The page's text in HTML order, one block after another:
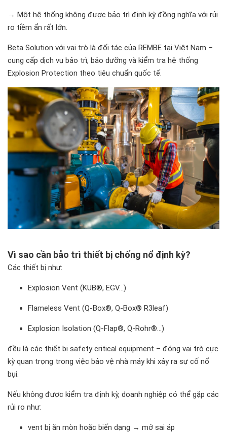
→ Một hệ thống không được bảo trì định kỳ đồng nghĩa với rủi
ro tiềm ẩn rất lớn.
Beta Solution với vai trò là đối tác của REMBE tại Việt Nam –
cung cấp dịch vụ bảo trì, bảo dưỡng và kiểm tra hệ thống
Explosion Protection theo tiêu chuẩn quốc tế.
Vì sao cần bảo trì thiết bị chống nổ định kỳ?
Các thiết bị như:
Explosion Vent (KUB®, EGV…)
Flameless Vent (Q-Box®, Q-Box® R3leaf)
Explosion Isolation (Q-Flap®, Q-Rohr®…)
đều là các thiết bị safety critical equipment – đóng vai trò cực
kỳ quan trọng trong việc bảo vệ nhà máy khi xảy ra sự cố nổ
bụi.
Nếu không được kiểm tra định kỳ, doanh nghiệp có thể gặp các
rủi ro như:
vent bị ăn mòn hoặc biến dạng → mở sai áp